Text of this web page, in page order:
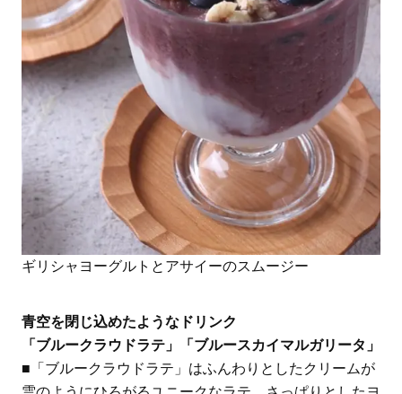
ギリシャヨーグルトとアサイーのスムージー
青空を閉じ込めたようなドリンク
「ブルークラウドラテ」「ブルースカイマルガリータ」
■「ブルークラウドラテ」はふんわりとしたクリームが